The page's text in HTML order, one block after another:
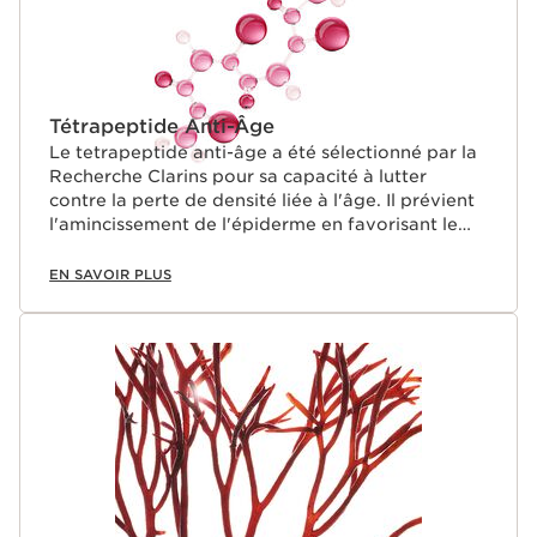
Tétrapeptide Anti-Âge
Le tetrapeptide anti-âge a été sélectionné par la
Recherche Clarins pour sa capacité à lutter
contre la perte de densité liée à l'âge. Il prévient
l'amincissement de l'épiderme en favorisant le
EN SAVOIR PLUS